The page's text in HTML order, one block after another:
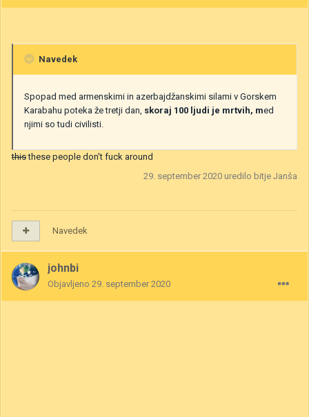
Navedek
Spopad med armenskimi in azerbajdžanskimi silami v Gorskem
Karabahu poteka že tretji dan, skoraj 100 ljudi je mrtvih, med
njimi so tudi civilisti.
thisthese people don't fuck around
29. september 2020 uredilo bitje Janša
Navedek
johnbi
Objavljeno 29. september 2020